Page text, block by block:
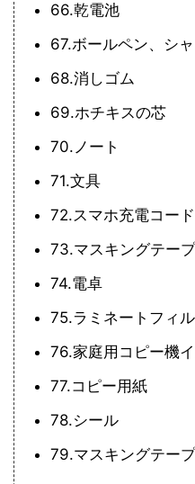
66.乾電池
67.ボールペン、シ
68.消しゴム
69.ホチキスの芯
70.ノート
71.文具
72.スマホ充電コード
73.マスキングテープ
74.電卓
75.ラミネートフィ
76.家庭用コピー機
77.コピー用紙
78.シール
79.マスキングテー